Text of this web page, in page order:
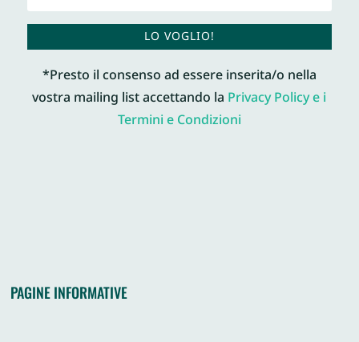
LO VOGLIO!
*Presto il consenso ad essere inserita/o nella
vostra mailing list accettando laPrivacy Policy e i
Termini e Condizioni
PAGINE INFORMATIVE